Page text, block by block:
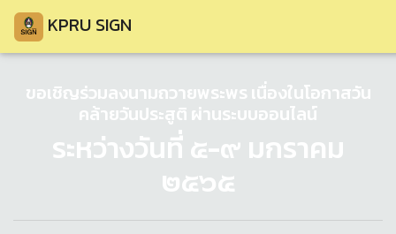
KPRU SIGN
ขอเชิญร่วมลงนามถวายพระพร เนื่องในโอกาสวัน
คล้ายวันประสูติ ผ่านระบบออนไลน์
ระหว่างวันที่ ๕-๙ มกราคม
๒๕๖๕